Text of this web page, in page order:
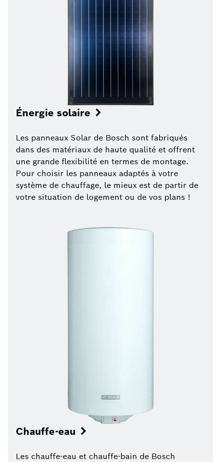
Énergie solaire
Les panneaux Solar de Bosch sont fabriqués
dans des matériaux de haute qualité et offrent
une grande flexibilité en termes de montage.
Pour choisir les panneaux adaptés à votre
système de chauffage, le mieux est de partir de
votre situation de logement ou de vos plans !
Chauffe-eau
Les chauffe-eau et chauffe-bain de Bosch